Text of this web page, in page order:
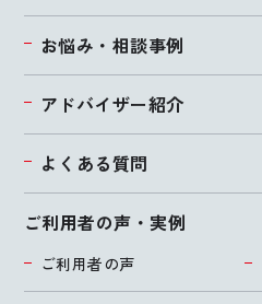
お悩み・相談事例
アドバイザー紹介
よくある質問
ご利用者の声・実例
ご利用者の声